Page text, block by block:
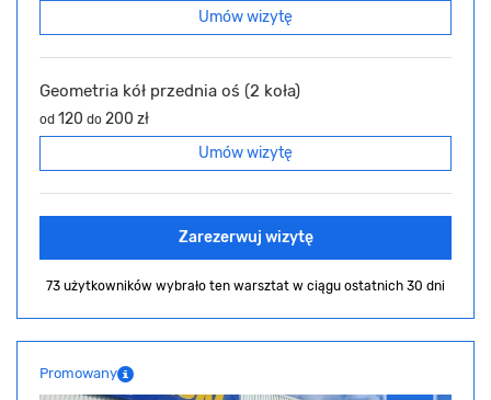
Umów wizytę
Geometria kół przednia oś (2 koła)
od 120 do 200 zł
Umów wizytę
Zarezerwuj wizytę
73 użytkowników wybrało ten warsztat w ciągu ostatnich 30 dni
Promowany